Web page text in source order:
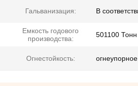
Гальванизация: В
Емкость годового
производства:
501100 Тонн
Огнестойкость: